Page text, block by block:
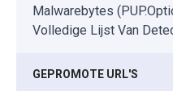
Malwarebytes
Volledige Lijst Van
GEPROMOTE URL'S